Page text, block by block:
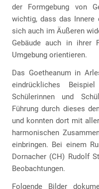
der Formgebung von
wichtig, dass das Innere
sich auch im Äußeren
Gebäude auch in ihrer
Umgebung orientieren.
Das Goetheanum in
eindrückliches
Schülerinnen und
Führung durch dieses
und konnten dort mit
harmonischen
einbringen. Bei einem
Dornacher (CH) Rudolf
Beobachtungen.
Folgende Bilder